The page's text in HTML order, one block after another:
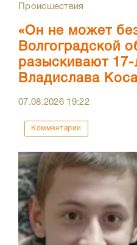
Происшествия
«Он не может
Волгоградской
разыскивают 17-
Владислава
07.08.2026 19:22
Комментарии